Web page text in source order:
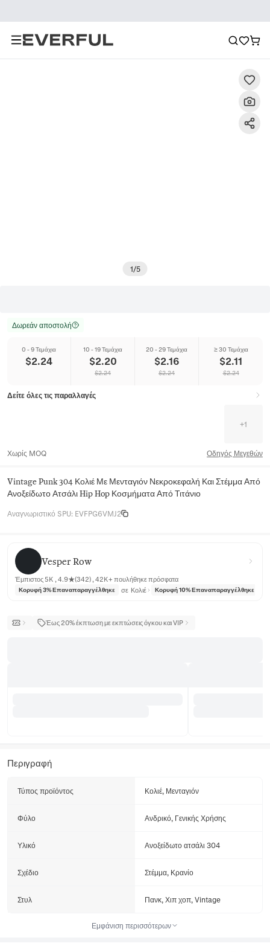
1/5
Δωρεάν αποστολή
0 - 9 Τεμάχια
$2.24
10 - 19 Τεμάχια
$2.20
$2.24
20 - 29 Τεμάχια
$2.16
$2.24
≥ 30 Τεμάχια
$2.11
$2.24
Δείτε όλες τις παραλλαγές
+1
Χωρίς MOQ Οδηγός Μεγεθών
Vintage Punk 304 Κολιέ Με Μενταγιόν Νεκροκεφαλή Και Στέμμα Από
Ανοξείδωτο Ατσάλι Hip Hop Κοσμήματα Από Τιτάνιο
Αναγνωριστικό SPU: EVFPG6VMJ2
Vesper Row
Vesper Row
Έμπιστος 5K , 4.9★(342) , 42K+ πουλήθηκε πρόσφατα
Κορυφή 3% Επαναπαραγγέλθηκε σε Κολιέ Κορυφή 10% Επαναπαραγγέλθηκε
Έως 20% έκπτωση με εκπτώσεις όγκου και VIP
Περιγραφή
Τύπος προϊόντος Κολιέ, Μενταγιόν
Φύλο Ανδρικό, Γενικής Χρήσης
Υλικό Ανοξείδωτο ατσάλι 304
Σχέδιο Στέμμα, Κρανίο
Στυλ Πανκ, Χιπ χοπ, Vintage
Εμφάνιση περισσότερων